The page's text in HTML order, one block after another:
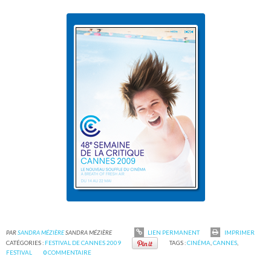
PARSANDRA MÉZIÈRESANDRA MÉZIÈRE LIEN PERMANENT
IMPRIMER
CATÉGORIES : FESTIVAL DE CANNES 2009 TAGS :CINÉMA CANNES,
FESTIVAL
0COMMENTAIRE